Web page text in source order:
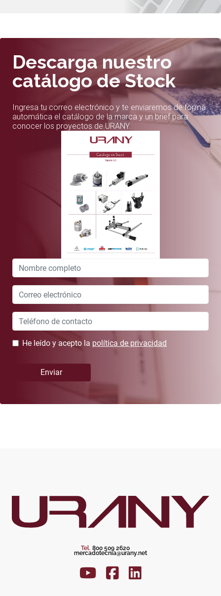
Descarga nuestro
catálogo de Stock
Ingresa tu correo electrónico y te enviaremos de forma
automática el catálogo de la marca y un brief para
conocer los proyectos de URANY.
Leave
this
field
blank
He leído y acepto la política de privacidad
Enviar
Tel. 800 509 2620
mercadotecnia@urany.net